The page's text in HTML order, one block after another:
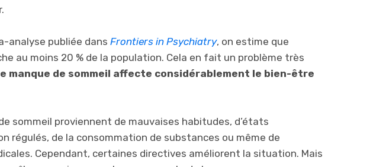
analyse publiée dans Frontiers in Psychiatry, on estime que
au moins 20 % de la population. Cela en fait un problème très
manque de sommeil affecte considérablement le bien-être
sommeil proviennent de mauvaises habitudes, d’états
régulés, de la consommation de substances ou même de
Cependant, certaines directives améliorent la situation. Mais